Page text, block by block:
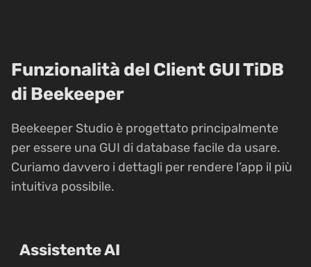
Funzionalità del Client GUI TiDB
di Beekeeper
Beekeeper Studio è progettato principalmente
per essere una GUI di database facile da usare.
Curiamo davvero i dettagli per rendere l’app il più
intuitiva possibile.
Assistente AI